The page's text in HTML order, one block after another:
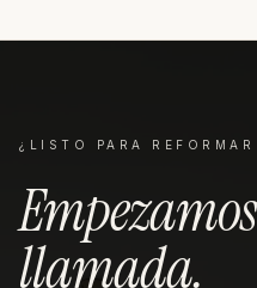
¿LISTO PARA
llamada.